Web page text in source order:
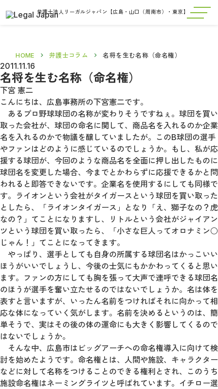
弁護士法人リーガルジャパン【広島・山口（周南市）・東京】
HOME 弁護士コラム 名将を生む名称（命名権）
2011.11.16
名将を生む名称（命名権）
下宮 憲二
こんにちは、広島事務所の下宮憲二です。
あるプロ野球球団の名称が変わりそうですねぇ。球団を買い
取った会社が、球団の命名に関して、商品名を入れるのか企業
名を入れるのかで物議を醸していましたが。このB球団の選手
やファンはどのように感じているのでしょうか。もし、私が応
援する球団が、今回のような商品名を全面に押し出したものに
球団名を変更した場合、今までとかわらずに応援できるかと問
われると即答できないです。企業名を使用するにしても同様で
す。ライオンという会社がタイガースという球団を買い取った
としたら、「ライオンタイガース」となり「え、獅子なの？虎
なの？」てことになりますし、リトルという会社がジャイアン
ツという球団を買い取ったら、「小さな巨人ってオロナミン○
じゃん！」てことになってきます。
やっぱり、選手としても自身の所属する球団名はかっこいい
ほうがいいでしょうし、今後の士気にもかかわってくると思い
ます。ファンの方にしても胸を張って大声で連呼できる球団名
のほうが選手を奮い立たせるのではないでしょうか。名は体を
表すと言いますが、いったん名前をつければそれに向かって相
応な体になっていく気がします。名前を決めるというのは、簡
単そうで、実はその後の体の運命にも大きく影響してくるので
はないでしょうか。
そんな中、広島市はビッグアーチへの命名権導入に向けて検
討を始めたようです。命名権とは、人間や施設、キャラクター
などに対して名称をつけることのできる権利とされ、このうち
施設命名権はネーミングライツと呼ばれています。イチロー選